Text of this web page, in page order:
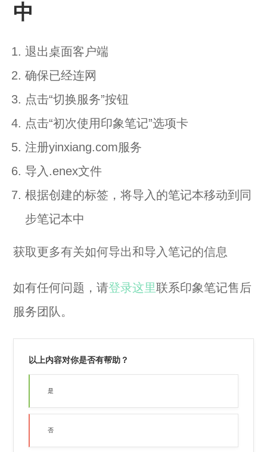
中
退出桌面客户端
确保已经连网
点击“切换服务”按钮
点击“初次使用印象笔记”选项卡
注册yinxiang.com服务
导入.enex文件
根据创建的标签，将导入的笔记本移动到同
步笔记本中
获取更多有关如何导出和导入笔记的信息
如有任何问题，请登录这里联系印象笔记售后
服务团队。
以上内容对你是否有帮助？
是
否